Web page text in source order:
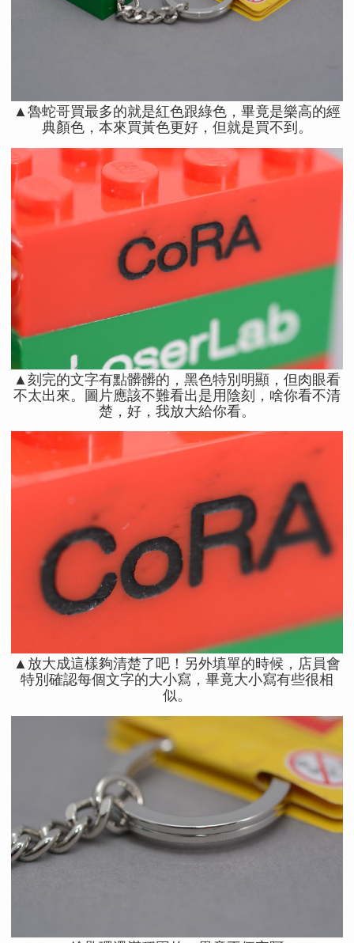
▲魯蛇哥買最多的就是紅色跟綠色，畢竟是樂高的經
典顏色，本來買黃色更好，但就是買不到。
▲刻完的文字有點髒髒的，黑色特別明顯，但肉眼看
不太出來。圖片應該不難看出是用陰刻，啥你看不清
楚，好，我放大給你看。
▲放大成這樣夠清楚了吧！另外填單的時候，店員會
特別確認每個文字的大小寫，畢竟大小寫有些很相
似。